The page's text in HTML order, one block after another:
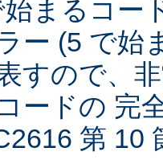
始まるコー
ー (5 で始
すので、
ードの 完
第 10